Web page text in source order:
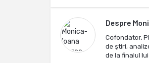
Despre
Cofondator,
de ştiri,
de la finalul lui